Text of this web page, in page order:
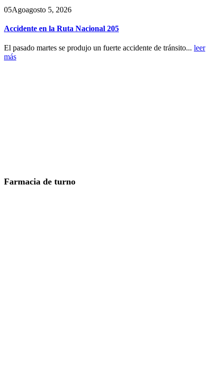
05Agoagosto 5, 2026
Accidente en la Ruta Nacional 205
El pasado martes se produjo un fuerte accidente de tránsito... leer
más
Farmacia de turno